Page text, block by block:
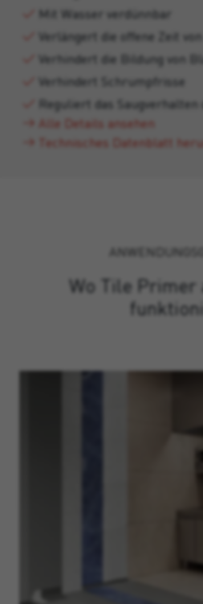
Mit Wasser verdünnbar
Verlängert die offene Zeit
Verhindert die Bildung von
Verhindert Schrumpfrisse
Reguliert das
Alle Details ansehen
Technisches Datenblatt
Wo Tile Primer